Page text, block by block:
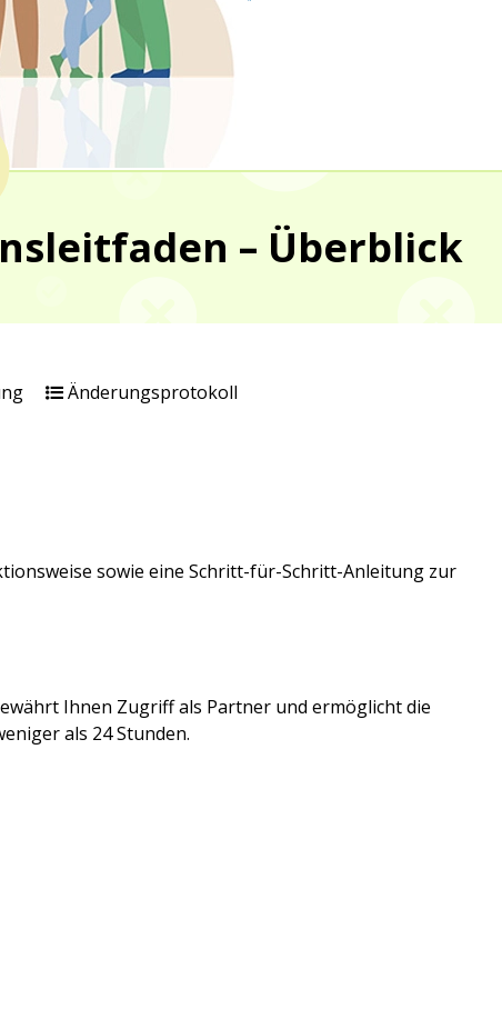
– Überblick
Änderungsprotokoll
sowie eine Schritt-für-Schritt-Anleitung zur
Ihnen Zugriff als Partner und ermöglicht die
als 24 Stunden.